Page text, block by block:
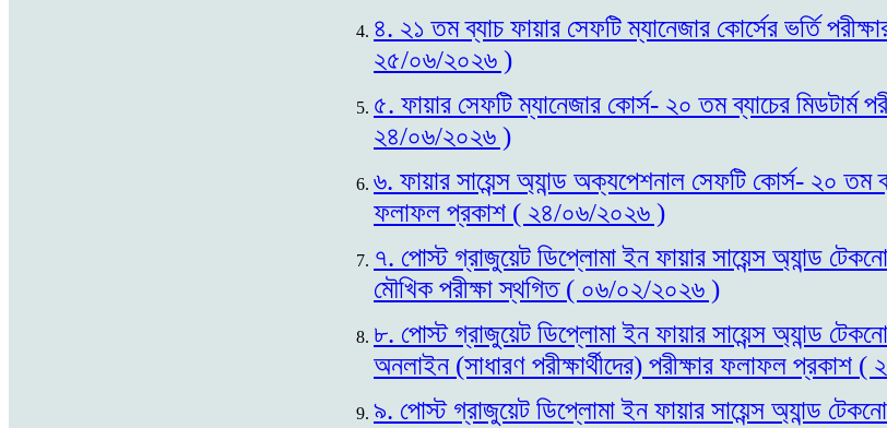
৪. ২১ তম ব্যাচ ফায়ার সেফটি ম্যানেজার কোর্সের ভর্তি
২৫/০৬/২০২৬ )
৫. ফায়ার সেফটি ম্যানেজার কোর্স- ২০ তম ব্যাচের মিডটার্ম
২৪/০৬/২০২৬ )
৬. ফায়ার সায়েন্স অ্যান্ড অক্যপেশনাল সেফটি কোর্স- ২০ তম
ফলাফল প্রকাশ ( ২৪/০৬/২০২৬ )
৭. পোস্ট গ্রাজুয়েট ডিপ্লোমা ইন ফায়ার সায়েন্স অ্যান্ড
মৌখিক পরীক্ষা স্থগিত ( ০৬/০২/২০২৬ )
৮. পোস্ট গ্রাজুয়েট ডিপ্লোমা ইন ফায়ার সায়েন্স অ্যান্ড
অনলাইন (সাধারণ পরীক্ষার্থীদের) পরীক্ষার ফলাফল
৯. পোস্ট গ্রাজুয়েট ডিপ্লোমা ইন ফায়ার সায়েন্স অ্যান্ড